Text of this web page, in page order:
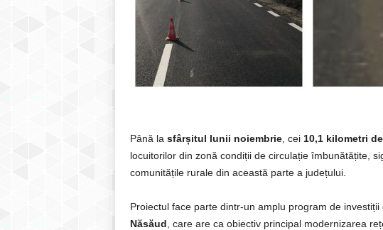
Până la sfârșitul lunii noiembrie, cei 10,1 kilometri
locuitorilor din zonă condiții de circulație îmbunătățite,
comunitățile rurale din această parte a județului.
Proiectul face parte dintr-un amplu program de investiții
Năsăud , care are ca obiectiv principal modernizarea